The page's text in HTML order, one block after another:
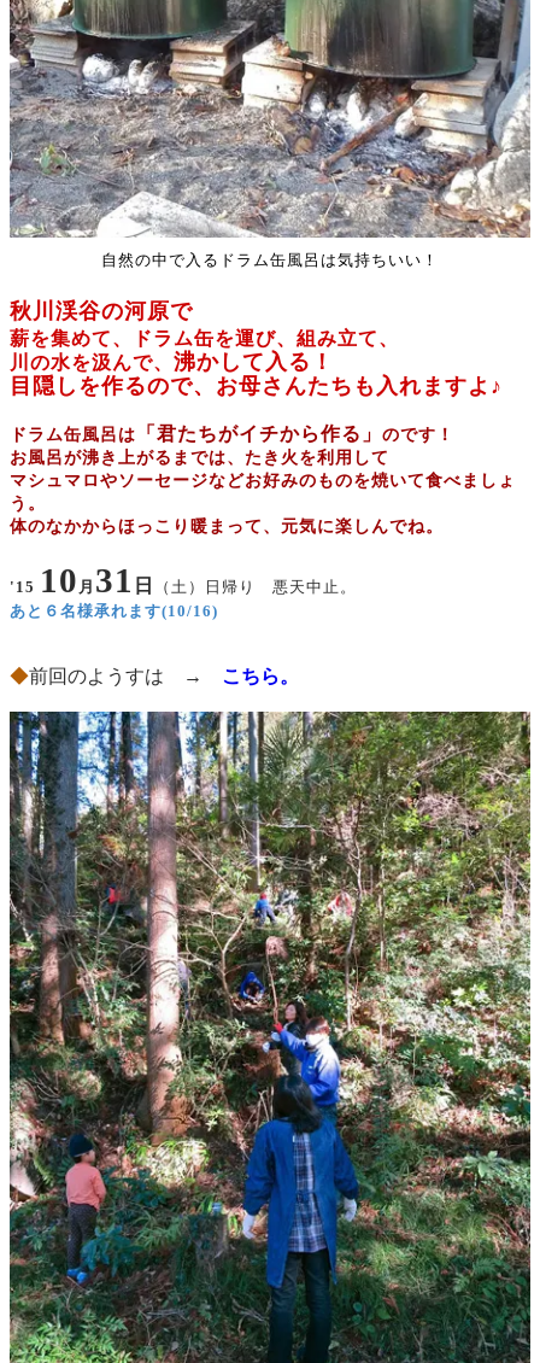
自然の中で入るドラム缶風呂は気持ちいい！
秋川渓谷の河原で
薪を集めて、ドラム缶を運び、組み立て、
川の水を汲んで、 沸かして入る！
目隠しを作るので、お母さんたちも入れますよ♪
ドラム缶風呂は 「 君たちがイチから作る」 のです！
お風呂が沸き上がるまでは、たき火を利用して
マシュマロやソーセージなどお好みのものを焼いて食べましょ
う。
体のなかからほっこり暖まって、元気に楽しんでね。
'15 10 月 31 日 （土）
日帰り 悪天中止。
あと６名様承れます(10/16)
◆前回のようすは → こちら。